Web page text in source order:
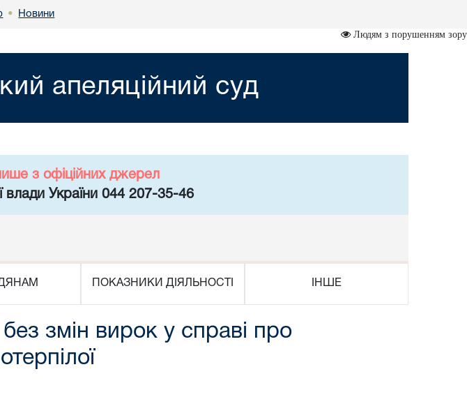
• Новини
Людям з порушенням зору
апеляційний суд
з офіційних джерел
влади України 044 207-35-46
ПОКАЗНИКИ ДІЯЛЬНОСТІ ІНШЕ
змін вирок у справі про